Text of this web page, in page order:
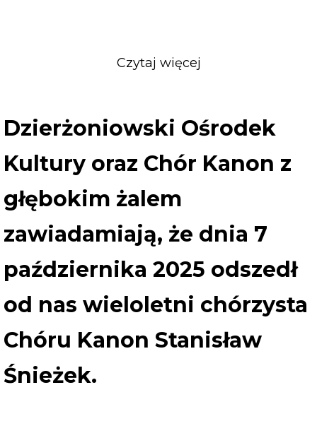
Czytaj więcej
Kultury
oraz
Chór
Kanon
żalem
zawiadamiają,
że
7
października
2025
Dzierżoniowski Ośrodek
Kultury oraz Chór Kanon z
głębokim żalem
zawiadamiają, że dnia 7
października 2025 odszedł
od nas wieloletni chórzysta
Chóru Kanon Stanisław
Śnieżek.